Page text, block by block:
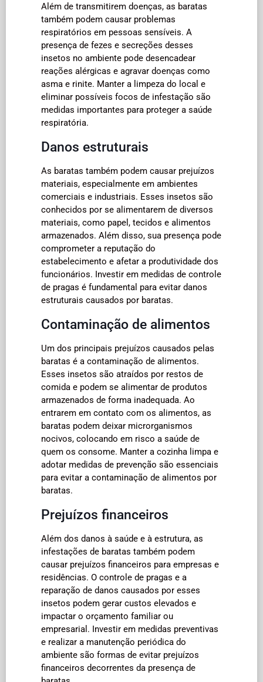
Além de transmitirem doenças, as baratas
também podem causar problemas
respiratórios em pessoas sensíveis. A
presença de fezes e secreções desses
insetos no ambiente pode desencadear
reações alérgicas e agravar doenças como
asma e rinite. Manter a limpeza do local e
eliminar possíveis focos de infestação são
medidas importantes para proteger a saúde
respiratória.
Danos estruturais
As baratas também podem causar prejuízos
materiais, especialmente em ambientes
comerciais e industriais. Esses insetos são
conhecidos por se alimentarem de diversos
materiais, como papel, tecidos e alimentos
armazenados. Além disso, sua presença pode
comprometer a reputação do
estabelecimento e afetar a produtividade dos
funcionários. Investir em medidas de controle
de pragas é fundamental para evitar danos
estruturais causados por baratas.
Contaminação de alimentos
Um dos principais prejuízos causados pelas
baratas é a contaminação de alimentos.
Esses insetos são atraídos por restos de
comida e podem se alimentar de produtos
armazenados de forma inadequada. Ao
entrarem em contato com os alimentos, as
baratas podem deixar microrganismos
nocivos, colocando em risco a saúde de
quem os consome. Manter a cozinha limpa e
adotar medidas de prevenção são essenciais
para evitar a contaminação de alimentos por
baratas.
Prejuízos financeiros
Além dos danos à saúde e à estrutura, as
infestações de baratas também podem
causar prejuízos financeiros para empresas e
residências. O controle de pragas e a
reparação de danos causados por esses
insetos podem gerar custos elevados e
impactar o orçamento familiar ou
empresarial. Investir em medidas preventivas
e realizar a manutenção periódica do
ambiente são formas de evitar prejuízos
financeiros decorrentes da presença de